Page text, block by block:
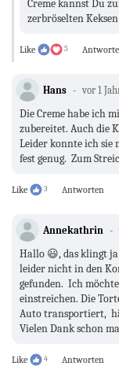
Creme kannst Du
zerbröselten
Like 5
Hans vor 1
Die Creme habe ich
zubereitet. Auch die
Leider konnte ich
fest genug. Zum
Like 3 Antworten
Annekathrin
Hallo 😃, das klingt
leider nicht in den
gefunden. Ich
einstreichen. Die
Auto transportiert,
Vielen Dank schon
Like 4 Antworten